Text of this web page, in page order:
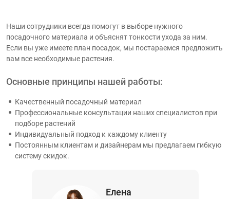
Наши сотрудники всегда помогут в выборе нужного
посадочного материала и объяснят тонкости ухода за ним.
Если вы уже имеете план посадок, мы постараемся предложить
вам все необходимые растения.
Основные принципы нашей работы:
Качественный посадочный материал
Профессиональные консультации наших специалистов при
подборе растений
Индивидуальный подход к каждому клиенту
Постоянным клиентам и дизайнерам мы предлагаем гибкую
систему скидок.
Елена